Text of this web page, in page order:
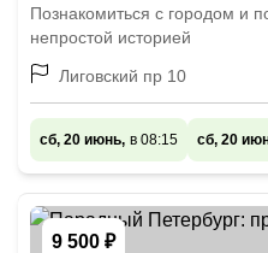
Познакомиться с городом и
непростой историей
Лиговский пр 10
сб, 20 июнь, в 08:15 сб, 20
9 500 ₽